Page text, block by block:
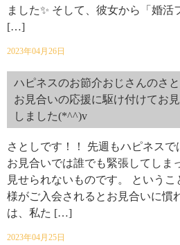
ました✨ そして、彼女から「婚活
[…]
2023年04月26日
ハピネスのお節介おじさんのさ
お見合いの応援に駆け付けてお
しました(*^^)v
さとしです！！ 先週もハピネスで
お見合いでは誰でも緊張してしま
見せられないものです。 という
様がご入会されるとお見合いに慣
は、私た […]
2023年04月25日